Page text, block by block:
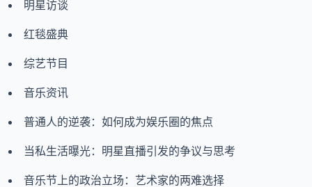
明星访谈
红毯盛典
综艺节目
音乐资讯
普通人的逆袭：如何成为娱乐圈的焦点
当私生活曝光：明星直播引发的争议与思考
音乐节上的政治立场：艺术家的两难选择